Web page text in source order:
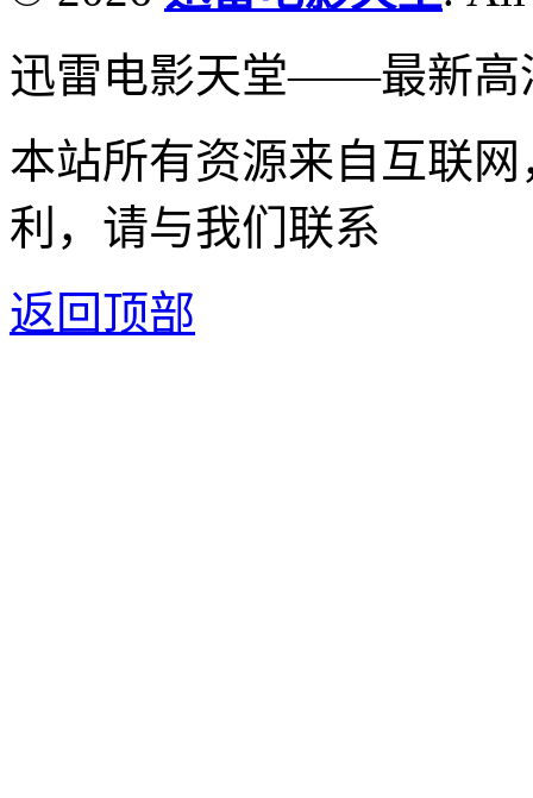
迅雷电影天堂——最新高
本站所有资源来自互联
利，请与我们联系
返回顶部